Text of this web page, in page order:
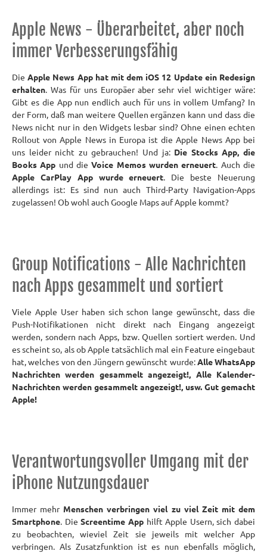
Apple News - Überarbeitet, aber noch
immer Verbesserungsfähig
DieApple News App hat mit dem iOS 12 Update ein Redesign
erhalten. Was für uns Europäer aber sehr viel wichtiger wäre:
Gibt es die App nun endlich auch für uns in vollem Umfang? In
der Form, daß man weitere Quellen ergänzen kann und dass die
News nicht nur in den Widgets lesbar sind? Ohne einen echten
Rollout von Apple News in Europa ist die Apple News App bei
uns leider nicht zu gebrauchen! Und ja: Die Stocks App, die
Books App und dieVoice Memos wurden erneuert. Auch die
Apple CarPlay App wurde erneuert. Die beste Neuerung
allerdings ist: Es sind nun auch Third-Party Navigation-Apps
zugelassen! Ob wohl auch Google Maps auf Apple kommt?
Group Notifications - Alle Nachrichten
nach Apps gesammelt und sortiert
Viele Apple User haben sich schon lange gewünscht, dass die
Push-Notifikationen nicht direkt nach Eingang angezeigt
werden, sondern nach Apps, bzw. Quellen sortiert werden. Und
es scheint so, als ob Apple tatsächlich mal ein Feature eingebaut
hat, welches von den Jüngern gewünscht wurde:Alle WhatsApp
Nachrichten werden gesammelt angezeigt!, Alle Kalender-
Nachrichten werden gesammelt angezeigt!, usw. Gut gemacht
Apple!
Verantwortungsvoller Umgang mit der
iPhone Nutzungsdauer
Immer mehr Menschen verbringen viel zu viel Zeit mit dem
Smartphone. DieScreentime Apphilft Apple Usern, sich dabei
zu beobachten, wieviel Zeit sie jeweils mit welcher App
verbringen. Als Zusatzfunktion ist es nun ebenfalls möglich,